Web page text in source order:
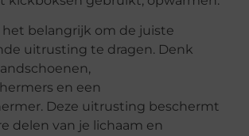
het belangrijk om de juiste
uitrusting te dragen. Denk
en een
Deze uitrusting beschermt
delen van je lichaam en